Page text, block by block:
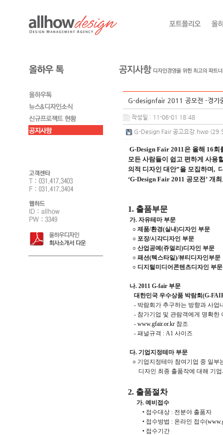
G-designfair 2011 공모전 -경기
작성일 : 11-06-01 18:48
G-Design Fair 공고요강.hwp
G-Design Fair 2011은 올해 16
모든 사람들이 쉽고 편하게 사용
의적 디자인 대안”을 모집하며,
‘G-Design Fair 2011 공모전’ 개
1. 출품부문
가. 자유테마 부문
○ 제품/환경(실내)디자인 부문
○ 포장/시각디자인 부문
○ 산업공예(쥬얼리)디자인 부문
○ 패션(텍스타일)/뷰티디자인부문
○ 디지털미디어콘텐츠디자인 부문
나. 2011 G-fair 부문
대한민국 우수상품 박람회(G-
- 박람회가 추구하는 방향과 사업
- 참가기업 및 관람객에게 명확한
- www.gfair.or.kr참조
- 패널규격 : A1 사이즈
다. 기업지정테마 부문
○ 기업지정테마 참여기업 중 일부
디자인 최종 출품작에 대해 기업
2. 출품절차
가. 예비접수
• 접수대상 : 전분야 출품자
• 접수방법 : 온라인 접수(
• 접수기간